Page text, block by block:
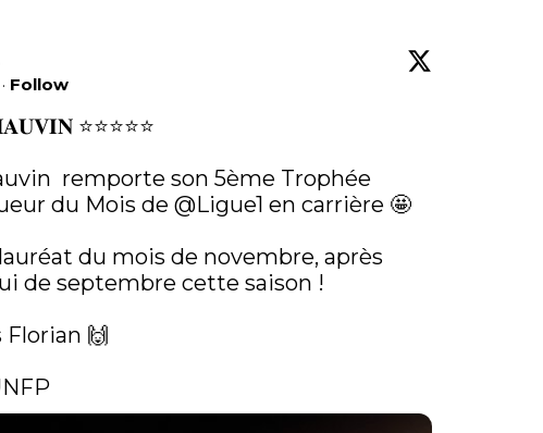
· Follow
⭐️⭐️⭐️⭐️⭐️
  remporte son 5ème Trophée
du Mois de @Ligue1 en carrière 🤩
du mois de novembre, après
de septembre cette saison !
🙌